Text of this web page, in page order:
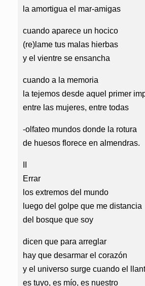
la amortigua el mar-amigas
cuando aparece un hocico
(re)lame tus malas hierbas
y el vientre se ensancha
cuando a la memoria
la tejemos desde aquel primer
entre las mujeres, entre todas
-olfateo mundos donde la rotura
de huesos florece en almendras.
Errar
los extremos del mundo
luego del golpe que me distancia
del bosque que soy
dicen que para arreglar
hay que desarmar el corazón
y el universo surge cuando el
es tuyo, es mío, es nuestro